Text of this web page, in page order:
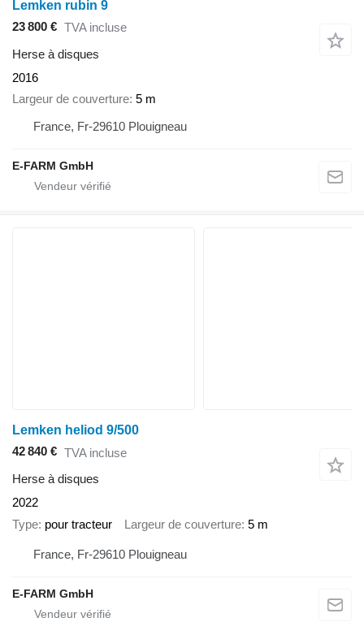
Lemken rubin 9
23 800 € TVA incluse
Herse à disques
2016
Largeur de couverture 5 m
France, Fr-29610 Plouigneau
E-FARM GmbH
Lemken heliod 9/500
42 840 € TVA incluse
Herse à disques
2022
Type pour tracteur Largeur de couverture 5 m
France, Fr-29610 Plouigneau
E-FARM GmbH